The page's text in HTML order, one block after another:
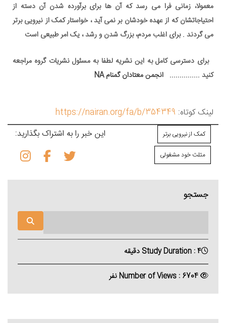
معمولا، زمانی فرا می رسد که آن ها برای برآورده شدن آن دسته از
احتیاجاتشان که از عهده خودشان بر نمی آید ، خواستارکمک از نیرویی برتر
می گردند . برای اغلب مردم، بزرگ شدن و رشد ، یک امر طبیعی است
برای دسترسی کامل به این نشریه لطفا به مسئول نشریات گروه مراجعه
کنید ............... انجمن معتادان گمنام NA
لینک کوتاه: https://nairan.org/fa/b/354349
کمک از نیرویی برتر
مثلث خود مشغولی
این خبر را به اشتراک بگذارید:
جستجو
Study Duration : 4 دقیقه